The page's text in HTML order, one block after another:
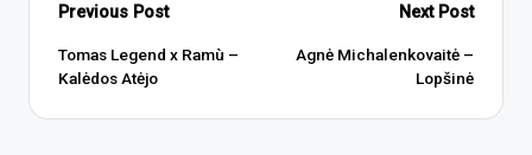
Post
navigation
Previous Post
Tomas Legend x Ramù –
Kalėdos Atėjo
Next Post
Agnė Michalenkovaitė –
Lopšinė